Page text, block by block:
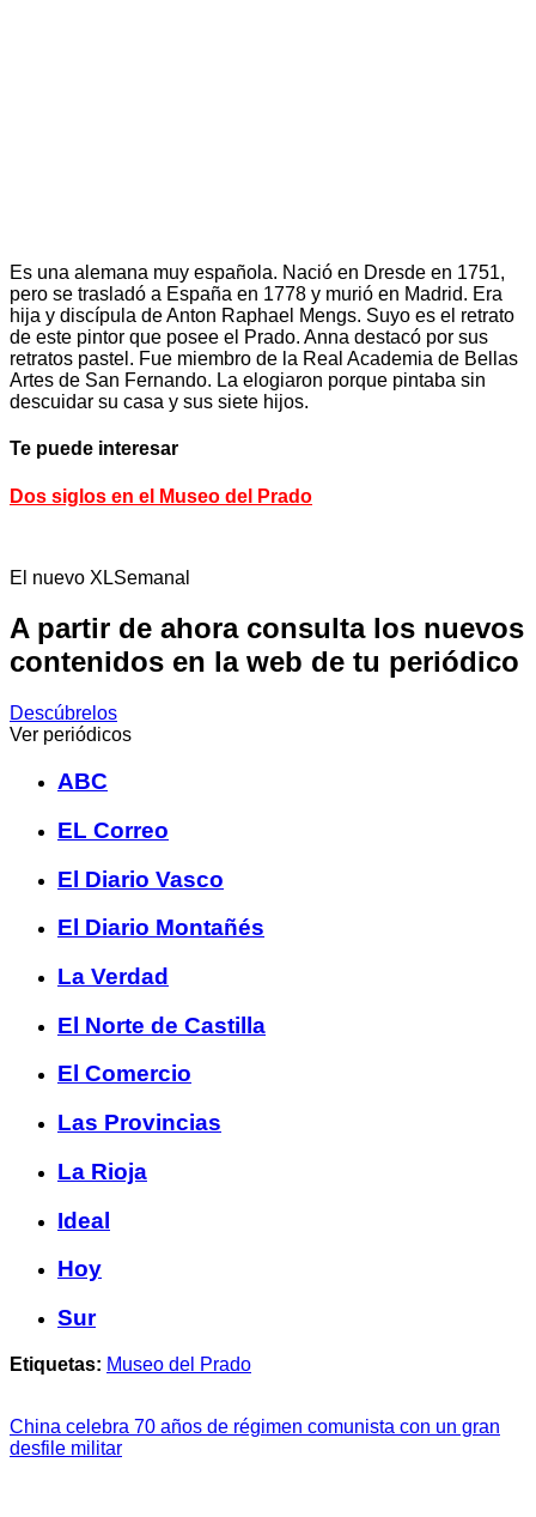
Es una alemana muy española. Nació en Dresde en 1751,
pero se trasladó a España en 1778 y murió en Madrid. Era
hija y discípula de Anton Raphael Mengs. Suyo es el retrato
de este pintor que posee el Prado. Anna destacó por sus
retratos pastel. Fue miembro de la Real Academia de Bellas
Artes de San Fernando. La elogiaron porque pintaba sin
descuidar su casa y sus siete hijos.
Te puede interesar
Dos siglos en el Museo del Prado
El nuevo XLSemanal
A partir de ahora consulta los nuevos
contenidos en la web de tu periódico
Descúbrelos
Ver periódicos
ABC
EL Correo
El Diario Vasco
El Diario Montañés
La Verdad
El Norte de Castilla
El Comercio
Las Provincias
La Rioja
Ideal
Hoy
Sur
Etiquetas: Museo del Prado
China celebra 70 años de régimen comunista con un gran
desfile militar